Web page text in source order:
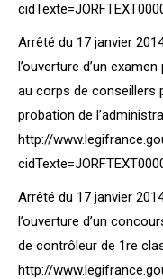
Arrêté du 17 janvier
l’ouverture d’un
au corps de conseillers
probation de
http://
Arrêté du 17 janvier
l’ouverture d’un
de contrôleur de 1re
http://